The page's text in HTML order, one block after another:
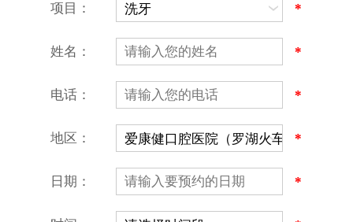
营业时间：9:00-18:00
（节假日照常上班）
项目： *
姓名： *
电话： *
地区： *
日期： *